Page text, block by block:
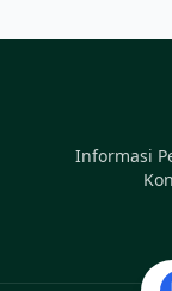
Informasi